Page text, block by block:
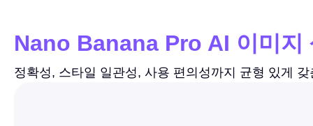
Nano Banana Pro AI 이미지
정확성, 스타일 일관성, 사용 편의성까지 균형 있게